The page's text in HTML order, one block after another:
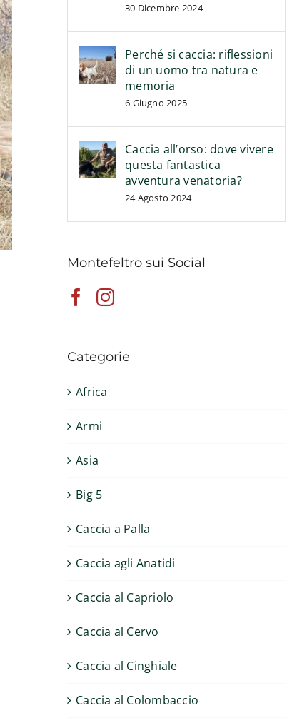
30 Dicembre 2024
Perché si caccia: riflessioni
di un uomo tra natura e
memoria
6 Giugno 2025
Caccia all’orso: dove vivere
questa fantastica
avventura venatoria?
24 Agosto 2024
Montefeltro sui Social
Categorie
Africa
Armi
Asia
Big 5
Caccia a Palla
Caccia agli Anatidi
Caccia al Capriolo
Caccia al Cervo
Caccia al Cinghiale
Caccia al Colombaccio